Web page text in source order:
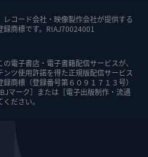
レコード会社・映像製作会社が提供する
録商標です。RIAJ70024001
電子書店・電子書籍配信サービスが、
ンツ使用許諾を得た正規版配信サービス
商標（登録番号第６０９１７１３号）
マーク］または［電子出版制作・流通
ださい。